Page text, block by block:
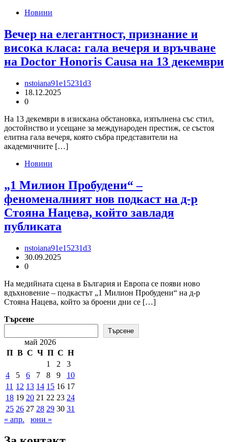
Новини
Вечер на елегантност, признание и
висока класа: гала вечеря и връчване
на Doctor Honoris Causa на 13 декември
nstoiana91e15231d3
18.12.2025
0
На 13 декември в изискана обстановка, изпълнена със стил,
достойнство и усещане за международен престиж, се състоя
елитна гала вечеря, която събра представители на
академичните […]
Новини
„1 Милион Пробудени“ –
феноменалният нов подкаст на д-р
Стояна Нацева, който завладя
публиката
nstoiana91e15231d3
30.09.2025
0
На медийната сцена в България и Европа се появи ново
вдъхновение – подкастът „1 Милион Пробудени“ на д-р
Стояна Нацева, който за броени дни се […]
Търсене
Търсене
май 2026
П В С Ч П С Н
1
2
3
4
5 6 7 8 9
10
11 12 13 14 15 16 17
18 19 20 21 22 23 24
25 26 27 28 29 30 31
« апр.
юни »